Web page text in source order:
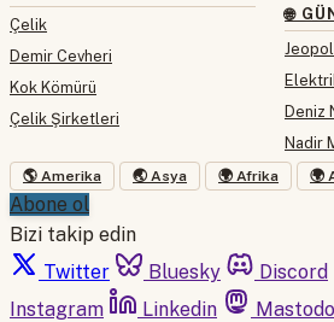
Çelik
Demir Cevheri
Kok Kömürü
Çelik Şirketleri
🌐
Deniz
Nadir
🌎 Amerika 🌏 Asya 🌍 Afrika 🌍
Abone ol
Bizi takip edin
Twitter
Bluesky Discord
Instagram
Linkedin